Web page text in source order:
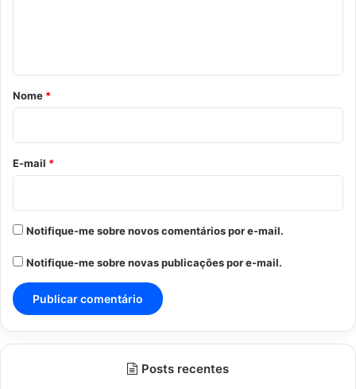
r
o
*
Nome *
E-mail *
Notifique-me sobre novos comentários por e-mail.
Notifique-me sobre novas publicações por e-mail.
Posts recentes